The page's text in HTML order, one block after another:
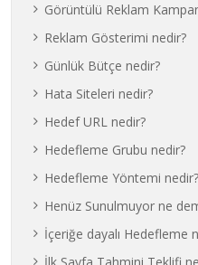
Görüntülü Reklam
Reklam Gösterimi nedir?
Günlük Bütçe nedir?
Hata Siteleri nedir?
Hedef URL nedir?
Hedefleme Grubu nedir?
Hedefleme Yöntemi nedir?
Henüz Sunulmuyor ne
İçeriğe dayalı Hedefleme